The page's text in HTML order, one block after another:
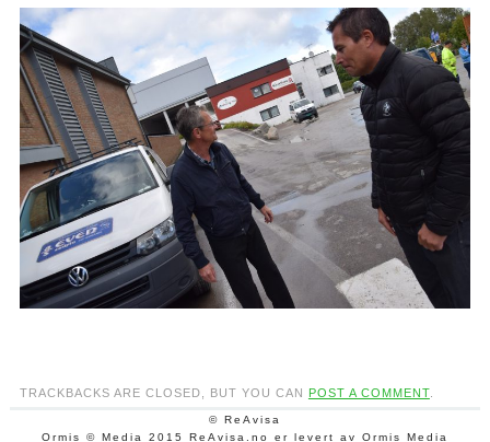
TRACKBACKS ARE CLOSED, BUT YOU CAN POST A COMMENT.
© ReAvisa
Ormis © Media 2015 ReAvisa.no er levert av Ormis Media